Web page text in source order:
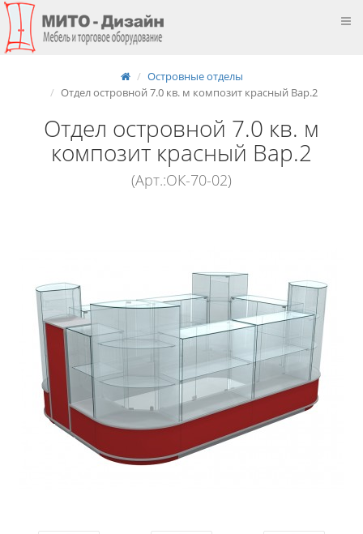
Островные отделы
Отдел островной 7.0 кв. м композит красный Вар.2
Отдел островной 7.0 кв. м
композит красный Вар.2
(Арт.:ОК-70-02)